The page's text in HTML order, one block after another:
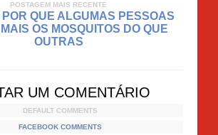
POSTAGEM MAIS RECENTE
POR QUE ALGUMAS PESSOAS
OS MOSQUITOS DO QUE
OUTRAS
UM COMENTÁRIO
DEFAULT COMMENTS
FACEBOOK COMMENTS